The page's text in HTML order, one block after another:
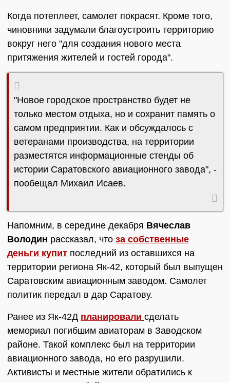
Когда потеплеет, самолет покрасят. Кроме того,
чиновники задумали благоустроить территорию
вокруг него "для создания нового места
притяжения жителей и гостей города".
"Новое городское пространство будет не
только местом отдыха, но и сохранит память о
самом предприятии. Как и обсуждалось с
ветеранами производства, на территории
разместятся информационные стенды об
истории Саратовского авиационного завода", -
пообещал Михаил Исаев.
Напомним, в середине декабря Вячеслав
Володин рассказал, что за собственные
деньги купит последний из оставшихся на
территории региона Як-42, который был выпущен
Саратовским авиационным заводом. Самолет
политик передал в дар Саратову.
Ранее из Як-42Д планировали сделать
мемориал погибшим авиаторам в Заводском
районе. Такой комплекс был на территории
авиационного завода, но его разрушили.
Активисты и местные жители обратились к